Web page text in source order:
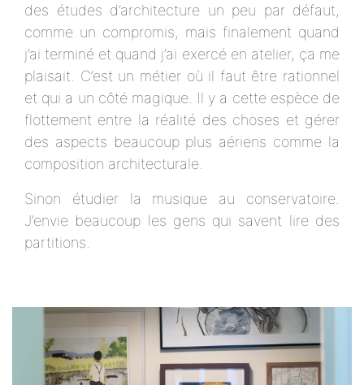
des études d’architecture un peu par défaut,
comme un compromis, mais finalement quand
j’ai terminé et quand j’ai exercé en atelier, ça me
plaisait. C’est un métier où il faut être rationnel
et qui a un côté magique. Il y a cette espèce de
flottement entre la réalité des choses et gérer
des aspects beaucoup plus aériens comme la
composition architecturale.
Sinon étudier la musique au conservatoire.
J’envie beaucoup les gens qui savent lire des
partitions.